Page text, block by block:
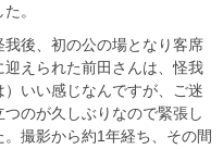
。
後、初の公の場となり客席
えられた前田さんは、怪我
いい感じなんですが、ご迷
のが久しぶりなので緊張し
撮影から約1年経ち、その間